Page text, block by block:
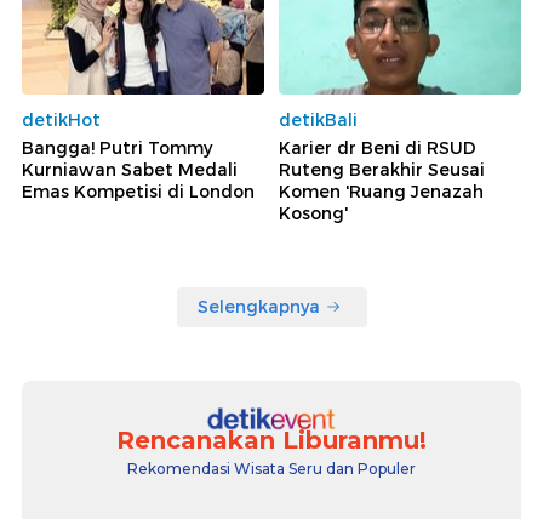
detikHot
Bangga! Putri Tommy
Kurniawan Sabet Medali
Emas Kompetisi di London
detikBali
Karier dr Beni di RSUD
Ruteng Berakhir Seusai
Komen 'Ruang Jenazah
Kosong'
Selengkapnya
Rencanakan Liburanmu!
Rekomendasi Wisata Seru dan Populer